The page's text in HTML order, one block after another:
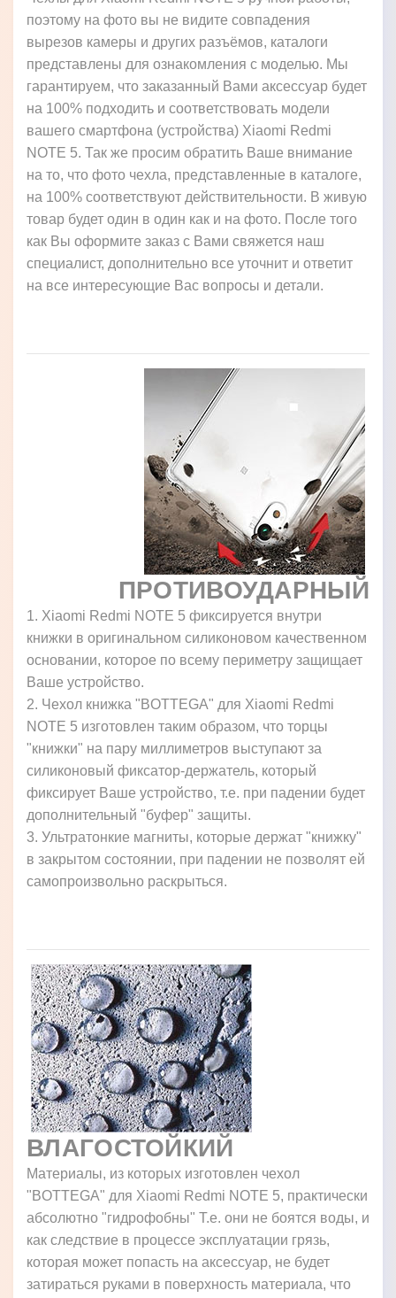
поэтому на фото вы не видите совпадения
вырезов камеры и других разъёмов, каталоги
представлены для ознакомления с моделью. Мы
гарантируем, что заказанный Вами аксессуар будет
на 100% подходить и соответствовать модели
вашего смартфона (устройства) Xiaomi Redmi
NOTE 5. Так же просим обратить Ваше внимание
на то, что фото чехла, представленные в каталоге,
на 100% соответствуют действительности. В живую
товар будет один в один как и на фото. После того
как Вы оформите заказ с Вами свяжется наш
специалист, дополнительно все уточнит и ответит
на все интересующие Вас вопросы и детали.
ПРОТИВОУДАРНЫЙ
1. Xiaomi Redmi NOTE 5 фиксируется внутри
книжки в оригинальном силиконовом качественном
основании, которое по всему периметру защищает
Ваше устройство.
2. Чехол книжка "BOTTEGA" для Xiaomi Redmi
NOTE 5 изготовлен таким образом, что торцы
"книжки" на пару миллиметров выступают за
силиконовый фиксатор-держатель, который
фиксирует Ваше устройство, т.е. при падении будет
дополнительный "буфер" защиты.
3. Ультратонкие магниты, которые держат "книжку"
в закрытом состоянии, при падении не позволят ей
самопроизвольно раскрыться.
ВЛАГОСТОЙКИЙ
Материалы, из которых изготовлен чехол
"BOTTEGA" для Xiaomi Redmi NOTE 5, практически
абсолютно "гидрофобны" Т.е. они не боятся воды, и
как следствие в процессе эксплуатации грязь,
которая может попасть на аксессуар, не будет
затираться руками в поверхность материала, что